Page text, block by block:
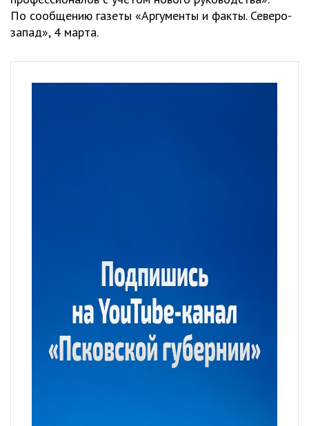
По сообщению газеты «Аргументы и факты. Северо-
запад», 4 марта.